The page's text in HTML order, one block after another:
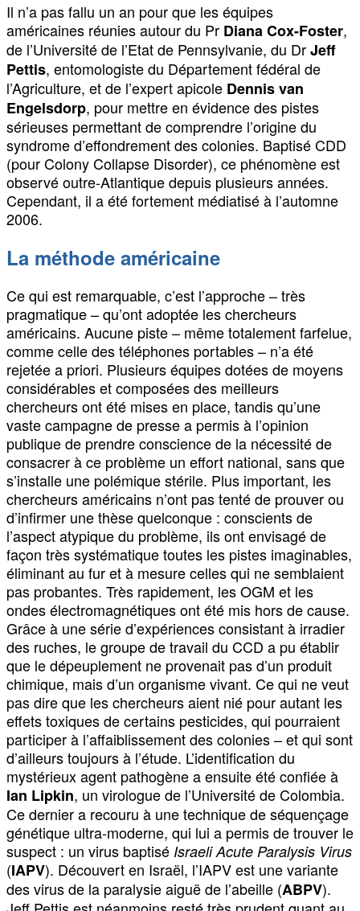
Il n’a pas fallu un an pour que les équipes
américaines réunies autour du Pr Diana Cox-Foster,
de l’Université de l’Etat de Pennsylvanie, du DrJeff
Pettis, entomologiste du Département fédéral de
l’Agriculture, et de l’expert apicole Dennis van
Engelsdorp, pour mettre en évidence des pistes
sérieuses permettant de comprendre l’origine du
syndrome d’effondrement des colonies. Baptisé CDD
(pour Colony Collapse Disorder), ce phénomène est
observé outre-Atlantique depuis plusieurs années.
Cependant, il a été fortement médiatisé à l’automne
2006.
La méthode américaine
Ce qui est remarquable, c’est l’approche – très
pragmatique – qu’ont adoptée les chercheurs
américains. Aucune piste – même totalement farfelue,
comme celle des téléphones portables – n’a été
rejetée a priori. Plusieurs équipes dotées de moyens
considérables et composées des meilleurs
chercheurs ont été mises en place, tandis qu’une
vaste campagne de presse a permis à l’opinion
publique de prendre conscience de la nécessité de
consacrer à ce problème un effort national, sans que
s’installe une polémique stérile. Plus important, les
chercheurs américains n’ont pas tenté de prouver ou
d’infirmer une thèse quelconque : conscients de
l’aspect atypique du problème, ils ont envisagé de
façon très systématique toutes les pistes imaginables,
éliminant au fur et à mesure celles qui ne semblaient
pas probantes. Très rapidement, les OGM et les
ondes électromagnétiques ont été mis hors de cause.
Grâce à une série d’expériences consistant à irradier
des ruches, le groupe de travail du CCD a pu établir
que le dépeuplement ne provenait pas d’un produit
chimique, mais d’un organisme vivant. Ce qui ne veut
pas dire que les chercheurs aient nié pour autant les
effets toxiques de certains pesticides, qui pourraient
participer à l’affaiblissement des colonies – et qui sont
d’ailleurs toujours à l’étude. L’identification du
mystérieux agent pathogène a ensuite été confiée à
Ian Lipkin, un virologue de l’Université de Colombia.
Ce dernier a recouru à une technique de séquençage
génétique ultra-moderne, qui lui a permis de trouver le
suspect : un virus baptisé Israeli Acute Paralysis Virus
(IAPV). Découvert en Israël, l’IAPV est une variante
des virus de la paralysie aiguë de l’abeille (ABPV).